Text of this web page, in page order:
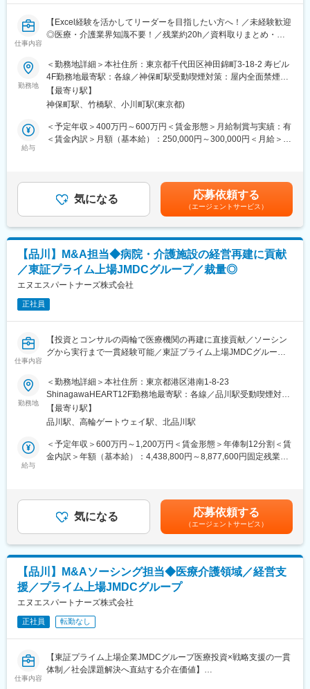
化
・現場を巻き込んだ選考プロセスの設計と改善
＜採用手法の企画・運用＞
・採用媒体やダイレクトリクルーティングの選定・運用
・リファラル採用の文化醸成・仕組みづくり
＜仕組みづくり・ブランディング＞
・採用候補者体験（CX）向上のための施策立案
・採用広報やブランディング戦略の設計、コンテンツの企画実行
の刷新・効率化
■ポジション魅力
当社の採用活動のベースには経営陣との信頼関係があります。代
表が事業と組織に対して誠実に向き合い、透明性の高い経営を行
っているからこそ、各部門長も自分事として採用に深くコミット
する文化が根付いています。経営・各組織のトップと対等に議論
しながら、組織の課題解決に向けた採用戦略を推進できる環境で
す。組織の根幹を支えるパートナーとしてのご活躍を期待してお
ります。
仕事内容
【Excel経験を活かしてリーダーを目指したい方へ！／未経験歓迎
◎医療・介護業界知識不要！／残業約20h／資料取りまとめ・会
健育会グループの医療法人の病院・介護施設（約20施設）から提
出される資料のとりまとめや会議・研修の準備といった事務作業
を中心としたお仕事になります。
1on1で丁寧に業務をレクチャーしますので、医療・介護の業界知
識は不要です！すぐにキャッチアップできる環境ですのでご安心
ください。
備・片付け（Web開催の場合はZoomの発行や当日の接続準備等）
※基本はルーティーン作業になりますが、時より資料や会議の追
加、アップデートがあります。その場合は、追加・アップデート
■入社後について
最初の1～2ヵ月は上記作業を実施していただき、徐々に各病院・
施設の現場窓口との調整を実施していただきます。半年をめど
に、チームのリーダーとして数人のチームの進捗管理や資料レビ
ューも実施していただきます。
5名のチームで、協力しながら進行できる環境です。
■業務の魅力
・医療・介護業界の専門知識は不要です！事務経験と調整力を活
・ルーティーン＋改善業務の両方を経験でき、効率化や仕組みづ
くりに挑戦可能です。
・チームで協働しながら、将来的にリーダーとしてマネジメント
スキルを磨けます。
■企業魅力
医療と経営の双方に精通した専門家が常駐し、病院の経営改善と
■医療法人健育会グループ
健育会グループは、主に東日本を中心に9病院・2クリニック・12
介護施設・45介護事業所を有する医療法人グループです。
9つの病院を中心に老人保健施設、グループホーム、有料老人ホー
ム等様々な施設を運営して医療、介護サービスを提供していま
す。
変更の範囲：会社の定める業務
勤務地
＜勤務地詳細＞本社住所：東京都千代田区神田錦町3-18-2 寿ビル
4F勤務地最寄駅：各線／神保町駅受動喫煙対策：屋内全面禁煙変
更の範囲：会社の定める事業所
【最寄り駅】
神保町駅、竹橋駅、小川町駅(東京都)
給与
＜予定年収＞400万円～600万円＜賃金形態＞月給制賞与実績：有
＜賃金内訳＞月額（基本給）：250,000円～300,000円＜月給＞
気になる 応募依頼する
（エージェントサービス）
【品川】M&A担当◆病院・介護施設の経営再建に貢献
／東証プライム上場JMDCグループ／裁量◎
エヌエスパートナーズ株式会社
正社員
仕事内容
【投資とコンサルの両輪で医療機関の再建に直接貢献／ソーシン
グから実行まで一貫経験可能／東証プライム上場JMDCグループ
＼こんな方へおすすめ◎／
・M&A実務を一気通貫で経験し市場価値を上げたい方
・医療や社会課題解決に強い関心を持つ方
■企業概要：
JMDCグループの一員として医療・介護事業者へ投資と経営支援
■業務内容：
医療・介護・シニア関連事業のM&A業務全般（ソーシング～エグ
ゼキューション）を担当いただきます。
・案件ソーシング
・ディールストラクチャー検討
・事業・財務デューデリジェンスの実施、その他のデューデリジ
ェンス結果の取り纏め
・事業計画の作成、バリュエーションの実施
・譲渡契約書の確認、条件交渉
・投資委員会資料の作成、取締役会資料の作成
・クロージング対応
※上記一連の業務に関するプロジェクトマネジメント、社内外調
整・折衝
勤務地
＜勤務地詳細＞本社住所：東京都港区港南1-8-23
ShinagawaHEART12F勤務地最寄駅：各線／品川駅受動喫煙対
策：屋内喫煙可能場所あり変更の範囲：会社の定める事業所
【最寄り駅】
品川駅、高輪ゲートウェイ駅、北品川駅
給与
＜予定年収＞600万円～1,200万円＜賃金形態＞年俸制12分割＜賃
金内訳＞年額（基本給）：4,438,800円～8,877,600円固定残業手
業手当＞有＜給与補足＞■昇給：年1回（4月）■賞与：業績により
支給賃金はあくまでも目安の金額であり、選考を通じて上下する
可能性があります。月給(月額)は固定手当を含めた表記です。
気になる 応募依頼する
（エージェントサービス）
【品川】M&Aソーシング担当◆医療介護領域／経営支
援／プライム上場JMDCグループ
エヌエスパートナーズ株式会社
正社員 転勤なし
仕事内容
【東証プライム上場企業JMDCグループ医療投資×戦略支援の一貫
体制／社会課題解決へ直結する介在価値】